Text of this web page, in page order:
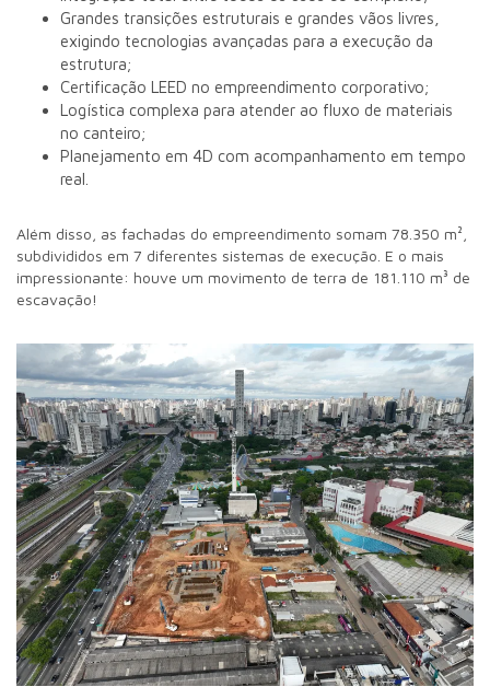
Grandes transições estruturais e grandes vãos livres,
exigindo tecnologias avançadas para a execução da
estrutura;
Certificação LEED no empreendimento corporativo;
Logística complexa para atender ao fluxo de materiais
no canteiro;
Planejamento em 4D com acompanhamento em tempo
real.
Além disso, as fachadas do empreendimento somam 78.350 m²,
subdivididos em 7 diferentes sistemas de execução. E o mais
impressionante: houve um movimento de terra de 181.110 m³ de
escavação!